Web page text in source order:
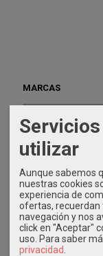
MARCAS
IDIOMA
utilizar
Aunque sabemos
nuestras cookies
experiencia de
ofertas,
navegación y nos
click en "Aceptar"
uso. Para saber
privacidad